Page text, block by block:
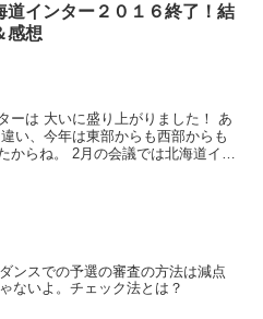
道インター２０１６終了！結
感想
ーは 大いに盛り上がりました！ あ
い、今年は東部からも西部からも
からね。 2月の会議では北海道イン
ンスでの予選の審査の方法は減点
ないよ。チェック法とは？